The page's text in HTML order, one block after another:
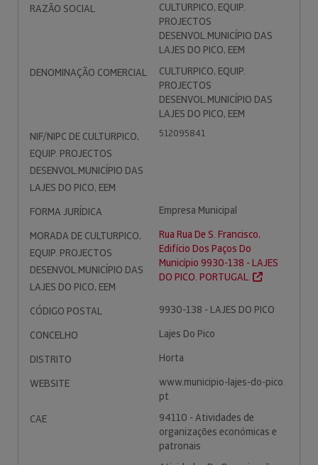
RAZÃO SOCIAL
CULTURPICO, EQUIP.
PROJECTOS
DESENVOL.MUNICÍPIO DAS
LAJES DO PICO, EEM
DENOMINAÇÃO COMERCIAL
CULTURPICO, EQUIP.
PROJECTOS
DESENVOL.MUNICÍPIO DAS
LAJES DO PICO, EEM
NIF/NIPC DE CULTURPICO,
EQUIP. PROJECTOS
DESENVOL.MUNICÍPIO DAS
LAJES DO PICO, EEM
512095841
FORMA JURÍDICA
Empresa Municipal
MORADA DE CULTURPICO,
EQUIP. PROJECTOS
DESENVOL.MUNICÍPIO DAS
LAJES DO PICO, EEM
Rua Rua De S. Francisco,
Edifício Dos Paços Do
Município 9930-138 - LAJES
DO PICO. PORTUGAL.
CÓDIGO POSTAL
9930-138 - LAJES DO PICO
CONCELHO
Lajes Do Pico
DISTRITO
Horta
WEBSITE
www.municipio-lajes-do-pico.
pt
CAE
94110 - Atividades de
organizações económicas e
patronais